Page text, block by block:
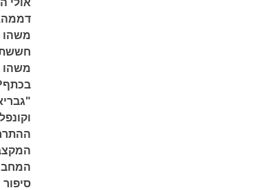
אולי
משהו
משהו